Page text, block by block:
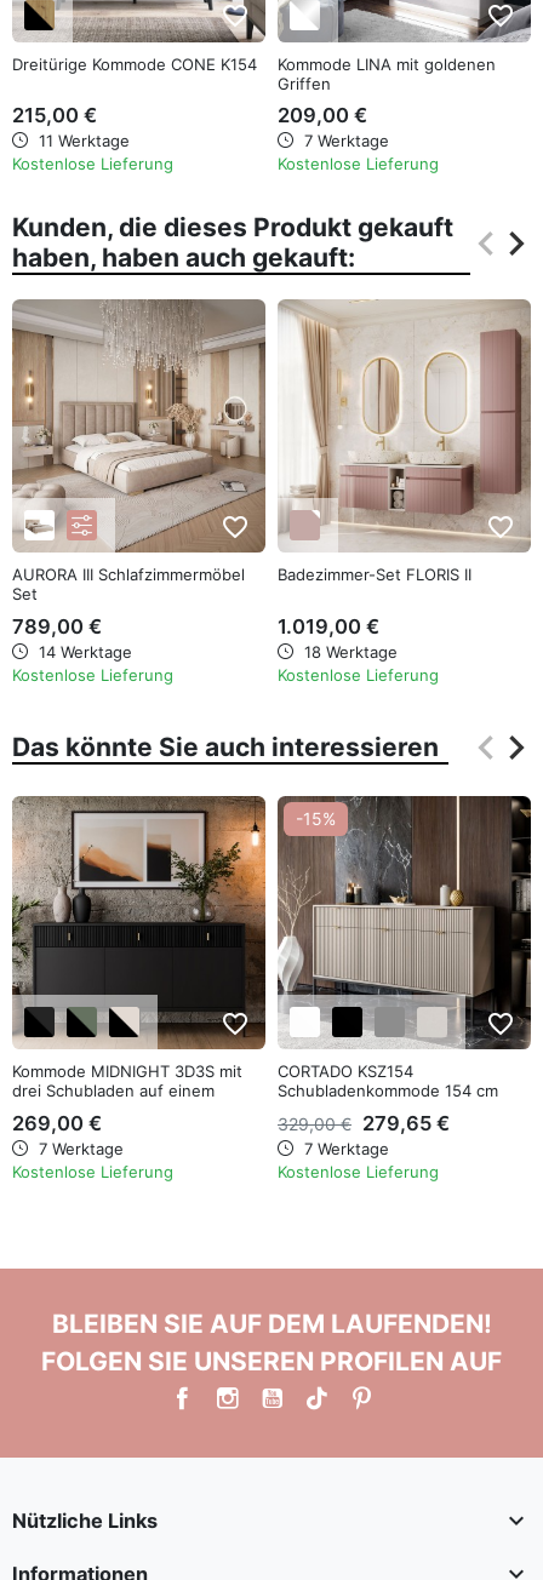
favorite_border
Dreitürige Kommode CONE K154
215,00 €
11 Werktage
Kostenlose Lieferung
favorite_border
Kommode LINA mit goldenen
Griffen
209,00 €
7 Werktage
Kostenlose Lieferung
Kunden, die dieses Produkt gekauft
haben, haben auch gekauft:
keyboard_arrow_left
keyboard_arrow_right
favorite_border
AURORA III Schlafzimmermöbel
Set
789,00 €
14 Werktage
Kostenlose Lieferung
favorite_border
Badezimmer-Set FLORIS II
1.019,00 €
18 Werktage
Kostenlose Lieferung
Das könnte Sie auch interessieren keyboard_arrow_left
keyboard_arrow_right
favorite_border
Kommode MIDNIGHT 3D3S mit
drei Schubladen auf einem
269,00 €
7 Werktage
Kostenlose Lieferung
-15%
favorite_border
CORTADO KSZ154
Schubladenkommode 154 cm
329,00 € 279,65 €
7 Werktage
Kostenlose Lieferung
BLEIBEN SIE AUF DEM LAUFENDEN!
FOLGEN SIE UNSEREN PROFILEN AUF
Nützliche Links 
Informationen 